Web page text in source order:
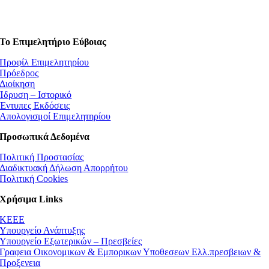
Το Επιμελητήριο Εύβοιας
Προφίλ Επιμελητηρίου
Πρόεδρος
Διοίκηση
Ίδρυση – Ιστορικό
Έντυπες Εκδόσεις
Απολογισμοί Επιμελητηρίου
Προσωπικά Δεδομένα
Πολιτική Προστασίας
Διαδικτυακή Δήλωση Απορρήτου
Πολιτική Cookies
Χρήσιμα Links
ΚEEE
Υπουργείο Ανάπτυξης
Υπουργείο Εξωτερικών – Πρεσβείες
Γραφεια Οικονομικων & Εμπορικων Υποθεσεων Ελλ.πρεσβειων &
Προξενεια